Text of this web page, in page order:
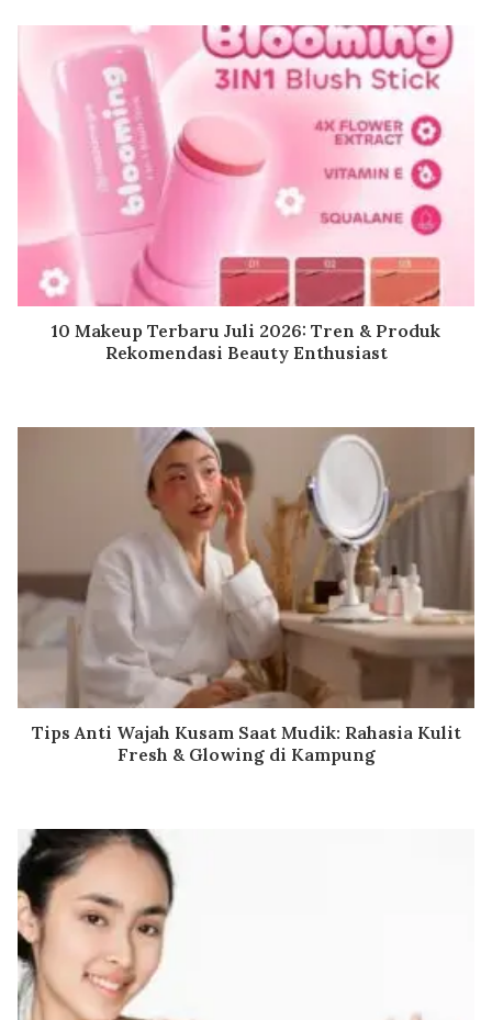
10 Makeup Terbaru Juli 2026: Tren & Produk
Rekomendasi Beauty Enthusiast
Tips Anti Wajah Kusam Saat Mudik: Rahasia Kulit
Fresh & Glowing di Kampung